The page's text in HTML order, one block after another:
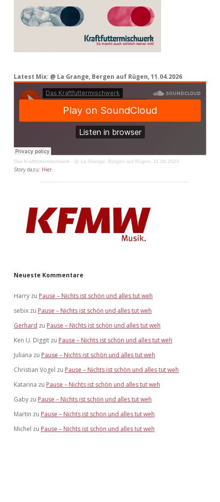
Latest Mix: @ La Grange, Bergen auf Rügen, 11.04.2026
Das Kraftfuttermischwerk · @ La Grange, Bergen auf Rügen, 11.04.2026
Story dazu: Hier.
Neueste Kommentare
Harry zu Pause – Nichts ist schön und alles tut weh
sebix zu Pause – Nichts ist schön und alles tut weh
Gerhard zu Pause – Nichts ist schön und alles tut weh
Ken U. Diggit zu Pause – Nichts ist schön und alles tut weh
Juliana zu Pause – Nichts ist schön und alles tut weh
Christian Vogel zu Pause – Nichts ist schön und alles tut weh
Katarina zu Pause – Nichts ist schön und alles tut weh
Gaby zu Pause – Nichts ist schön und alles tut weh
Martin zu Pause – Nichts ist schön und alles tut weh
Michel zu Pause – Nichts ist schön und alles tut weh